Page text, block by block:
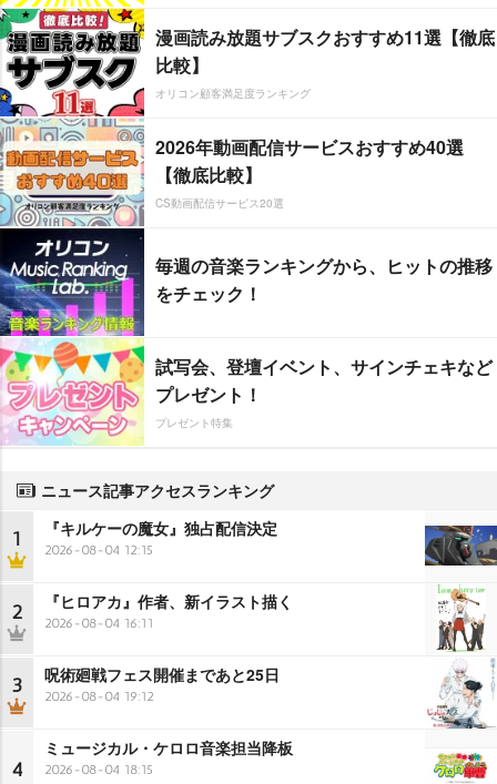
漫画読み放題サブスクおすすめ11選【徹底
比較】
オリコン顧客満足度ランキング
2026年動画配信サービスおすすめ40選
【徹底比較】
CS動画配信サービス20選
毎週の音楽ランキングから、ヒットの推移
をチェック！
試写会、登壇イベント、サインチェキなど
プレゼント！
プレゼント特集
ニュース記事アクセスランキング
1 『キルケーの魔女』独占配信決定
2026-08-04 12:15
2 『ヒロアカ』作者、新イラスト描く
2026-08-04 16:11
3 呪術廻戦フェス開催まであと25日
2026-08-04 19:12
4
ミュージカル・ケロロ音楽担当降板
2026-08-04 18:15